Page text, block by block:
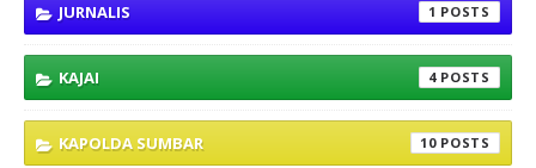
JURNALIS 1
KAJAI 4
KAPOLDA SUMBAR 10